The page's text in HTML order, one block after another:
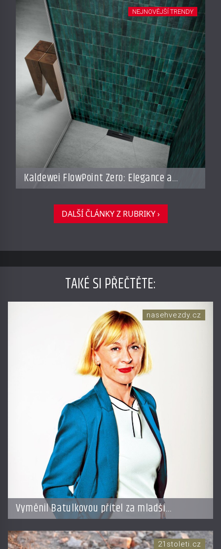
Kaldewei FlowPoint Zero: Elegance a
funkčnost na nejvyšší úrovni
NEJNOVĚJŠÍ TRENDY
DALŠÍ ČLÁNKY Z RUBRIKY ›
TAKÉ SI PŘEČTĚTE:
Vyměnil Batulkovou přítel za mladší
exemplář?
nasehvezdy.cz
21stoleti.cz